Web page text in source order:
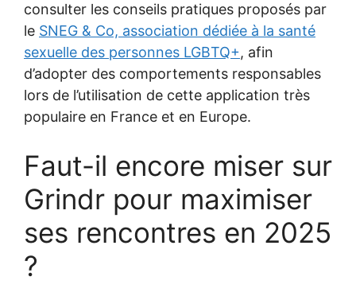
consulter les conseils pratiques proposés par
le SNEG & Co, association dédiée à la santé
sexuelle des personnes LGBTQ+, afin
d’adopter des comportements responsables
lors de l’utilisation de cette application très
populaire en France et en Europe.
Faut-il encore miser sur
Grindr pour maximiser
ses rencontres en 2025
?